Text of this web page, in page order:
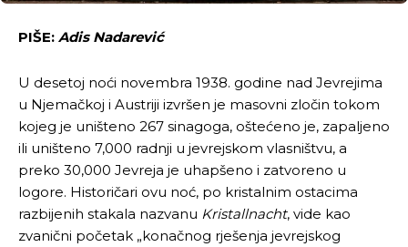
PIŠE: Adis Nadarević
U desetoj noći novembra 1938. godine nad Jevrejima
u Njemačkoj i Austriji izvršen je masovni zločin tokom
kojeg je uništeno 267 sinagoga, oštećeno je, zapaljeno
ili uništeno 7,000 radnji u jevrejskom vlasništvu, a
preko 30,000 Jevreja je uhapšeno i zatvoreno u
logore. Historičari ovu noć, po kristalnim ostacima
razbijenih stakala nazvanu Kristallnacht, vide kao
zvanični početak „konačnog rješenja jevrejskog